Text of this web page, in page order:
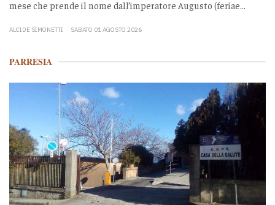
mese che prende il nome dall’imperatore Augusto (feriae...
ALCIDE SIMONETTI SABATO 01 AGOSTO 2026
PARRESIA